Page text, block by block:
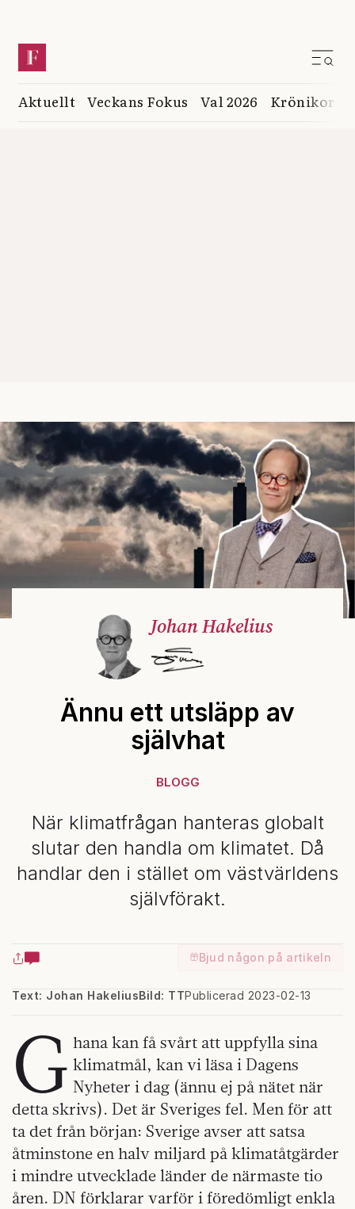
Aktuellt Veckans Fokus Val 2026 Krönikor
Johan Hakelius
Ännu ett utsläpp av
självhat
BLOGG
När klimatfrågan hanteras globalt
slutar den handla om klimatet. Då
handlar den i stället om västvärldens
självförakt.
Bjud någon på artikeln
Text: Johan Hakelius Publicerad 2023-02-13
Bild: TT
G hana kan få svårt att uppfylla sina
klimatmål, kan vi läsa i Dagens
Nyheter i dag (ännu ej på nätet när
detta skrivs). Det är Sveriges fel. Men för att
ta det från början: Sverige avser att satsa
åtminstone en halv miljard på klimatåtgärder
i mindre utvecklade länder de närmaste tio
åren. DN förklarar varför i föredömligt enkla